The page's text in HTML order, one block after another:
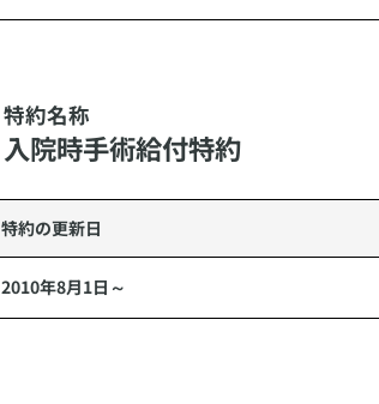
特約名称
​入院時手術給付特約
特約の更新日
2010年8月1日～